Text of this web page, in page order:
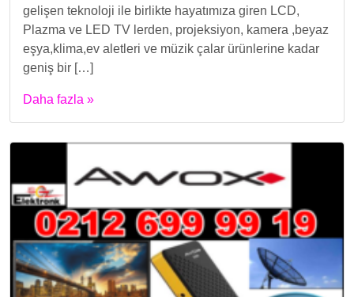
gelişen teknoloji ile birlikte hayatımıza giren LCD,
Plazma ve LED TV lerden, projeksiyon, kamera ,beyaz
eşya,klima,ev aletleri ve müzik çalar ürünlerine kadar
geniş bir […]
Daha fazla »